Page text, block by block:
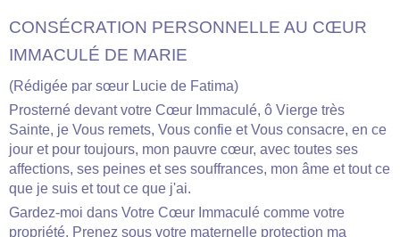
CONSÉCRATION PERSONNELLE AU CŒUR
IMMACULÉ DE MARIE
(Rédigée par sœur Lucie de Fatima)
Prosterné devant votre Cœur Immaculé, ô Vierge très
Sainte, je Vous remets, Vous confie et Vous consacre, en ce
jour et pour toujours, mon pauvre cœur, avec toutes ses
affections, ses peines et ses souffrances, mon âme et tout ce
que je suis et tout ce que j'ai.
Gardez-moi dans Votre Cœur Immaculé comme votre
propriété. Prenez sous votre maternelle protection ma